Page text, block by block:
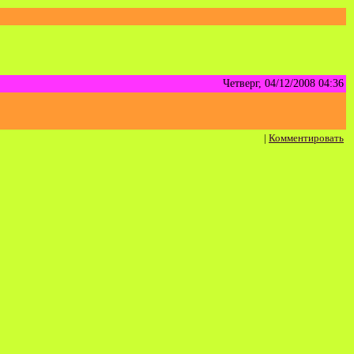
Четверг, 04/12/2008 04:36
| Комментировать